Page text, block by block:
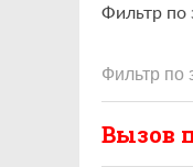
Фильтр по
Вызов